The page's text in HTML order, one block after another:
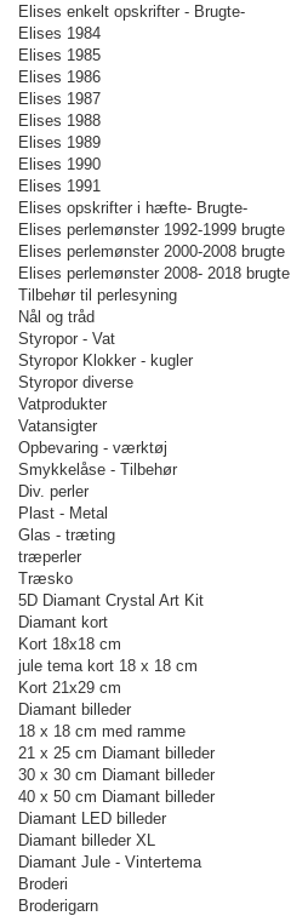
Elises enkelt opskrifter - Brugte-
Elises 1984
Elises 1985
Elises 1986
Elises 1987
Elises 1988
Elises 1989
Elises 1990
Elises 1991
Elises opskrifter i hæfte- Brugte-
Elises perlemønster 1992-1999 brugte
Elises perlemønster 2000-2008 brugte
Elises perlemønster 2008- 2018 brugte
Tilbehør til perlesyning
Nål og tråd
Styropor - Vat
Styropor Klokker - kugler
Styropor diverse
Vatprodukter
Vatansigter
Opbevaring - værktøj
Smykkelåse - Tilbehør
Div. perler
Plast - Metal
Glas - træting
træperler
Træsko
5D Diamant Crystal Art Kit
Diamant kort
Kort 18x18 cm
jule tema kort 18 x 18 cm
Kort 21x29 cm
Diamant billeder
18 x 18 cm med ramme
21 x 25 cm Diamant billeder
30 x 30 cm Diamant billeder
40 x 50 cm Diamant billeder
Diamant LED billeder
Diamant billeder XL
Diamant Jule - Vintertema
Broderi
Broderigarn